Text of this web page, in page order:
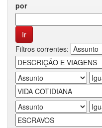
por
Filtros correntes: